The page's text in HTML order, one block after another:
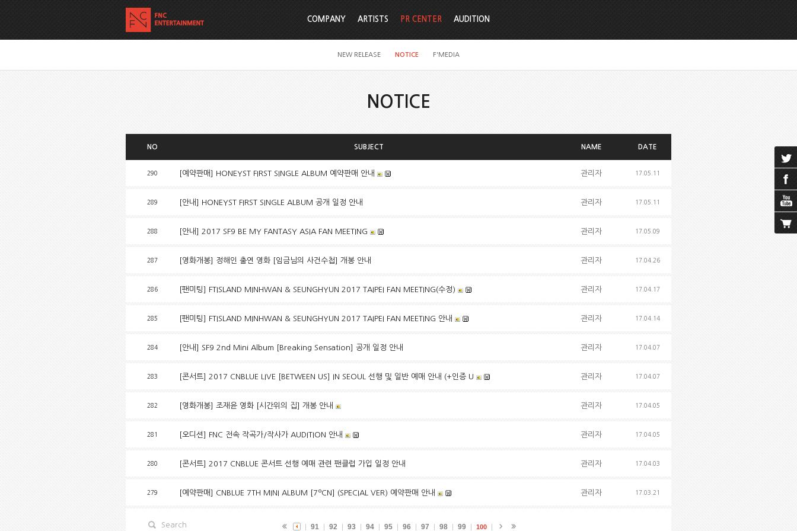
COMPANY ARTISTS PR CENTER
NEW RELEASE NOTICE F'MEDIA
AUDITION
NOTICE
NO SUBJECT NAME DATE
290 [예약판매] HONEYST FIRST SINGLE ALBUM 예약판매 안내 관리자 17.05.11
289 [안내] HONEYST FIRST SINGLE ALBUM 공개 일정 안내 관리자 17.05.11
288 [안내] 2017 SF9 BE MY FANTASY ASIA FAN MEETING 관리자 17.05.09
287 [영화개봉] 정해인 출연 영화 [임금님의 사건수첩] 개봉 안내 관리자 17.04.26
286 [팬미팅] FTISLAND MINHWAN & SEUNGHYUN 2017 TAIPEI FAN MEETING(수정) 관리자 17.04.17
285 [팬미팅] FTISLAND MINHWAN & SEUNGHYUN 2017 TAIPEI FAN MEETING 안내 관리자 17.04.14
284 [안내] SF9 2nd Mini Album [Breaking Sensation] 공개 일정 안내 관리자 17.04.07
283 [콘서트] 2017 CNBLUE LIVE [BETWEEN US] IN SEOUL 선행 및 일반 예매 안내 (+인증 U 관리자 17.04.07
282 [영화개봉] 조재윤 영화 [시간위의 집] 개봉 안내 관리자 17.04.05
281 [오디션] FNC 전속 작곡가/작사가 AUDITION 안내 관리자 17.04.05
280 [콘서트] 2017 CNBLUE 콘서트 선행 예매 관련 팬클럽 가입 일정 안내 관리자 17.04.03
279 [예약판매] CNBLUE 7TH MINI ALBUM [7ºCN] (SPECIAL VER) 예약판매 안내 관리자 17.03.21
91 92 93 94 95 96 97 98 99 100
Search